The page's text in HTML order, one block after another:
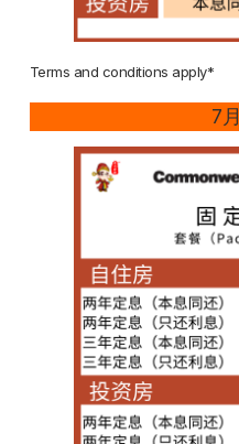
Terms and conditions apply*
7月